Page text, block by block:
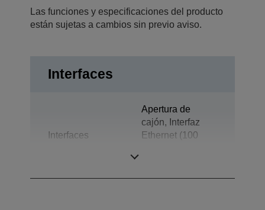
Las funciones y especificaciones del producto
están sujetas a cambios sin previo aviso.
Interfaces
Interfaces
Apertura de
cajón, Interfaz
Ethernet (100